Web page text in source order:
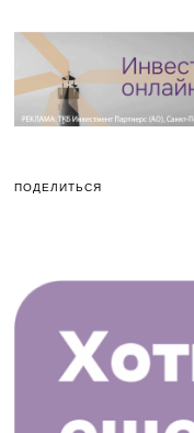
ПОДЕЛИТЬСЯ